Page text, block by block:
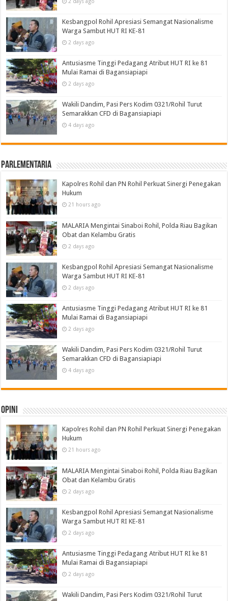
Kesbangpol Rohil Apresiasi Semangat Nasionalisme
Warga Sambut HUT RI KE-81
2 days ago
Antusiasme Tinggi Pedagang Atribut HUT RI ke 81
Mulai Ramai di Bagansiapiapi
2 days ago
Wakili Dandim, Pasi Pers Kodim 0321/Rohil Turut
Semarakkan CFD di Bagansiapiapi
4 days ago
Parlementaria
Kapolres Rohil dan PN Rohil Perkuat Sinergi Penegakan
Hukum
21 hours ago
MALARIA Mengintai Sinaboi Rohil, Polda Riau Bagikan
Obat dan Kelambu Gratis
2 days ago
Kesbangpol Rohil Apresiasi Semangat Nasionalisme
Warga Sambut HUT RI KE-81
2 days ago
Antusiasme Tinggi Pedagang Atribut HUT RI ke 81
Mulai Ramai di Bagansiapiapi
2 days ago
Wakili Dandim, Pasi Pers Kodim 0321/Rohil Turut
Semarakkan CFD di Bagansiapiapi
4 days ago
Opini
Kapolres Rohil dan PN Rohil Perkuat Sinergi Penegakan
Hukum
21 hours ago
MALARIA Mengintai Sinaboi Rohil, Polda Riau Bagikan
Obat dan Kelambu Gratis
2 days ago
Kesbangpol Rohil Apresiasi Semangat Nasionalisme
Warga Sambut HUT RI KE-81
2 days ago
Antusiasme Tinggi Pedagang Atribut HUT RI ke 81
Mulai Ramai di Bagansiapiapi
2 days ago
Wakili Dandim, Pasi Pers Kodim 0321/Rohil Turut